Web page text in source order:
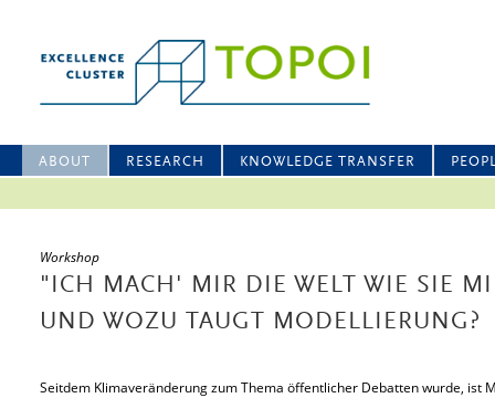
ABOUT RESEARCH KNOWLEDGE TRANSFER
Workshop
"ICH MACH' MIR DIE WELT WIE SIE
UND WOZU TAUGT MODELLIERUNG?
Seitdem Klimaveränderung zum Thema öffentlicher Debatten wurde, ist